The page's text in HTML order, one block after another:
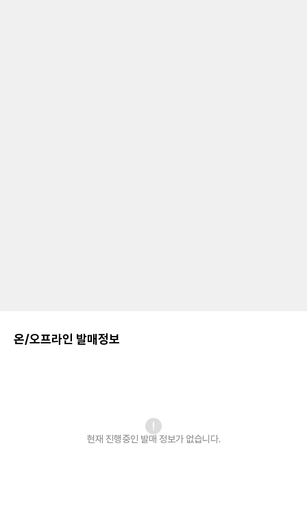
온/오프라인 발매정보
현재 진행중인 발매 정보가 없습니다.